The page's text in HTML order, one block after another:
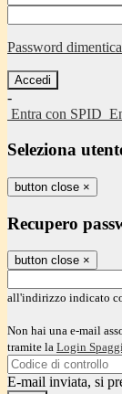
Password
-
Entra con SPID
Seleziona
button close ×
Recupero
button close ×
all'indirizzo indicato
Non hai una e-mail
tramite la Login
E-mail inviata, si